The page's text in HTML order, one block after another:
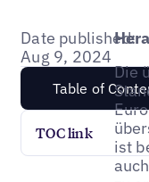
Date published:
Aug 9, 2024
Table of
TOC link
Die
ist